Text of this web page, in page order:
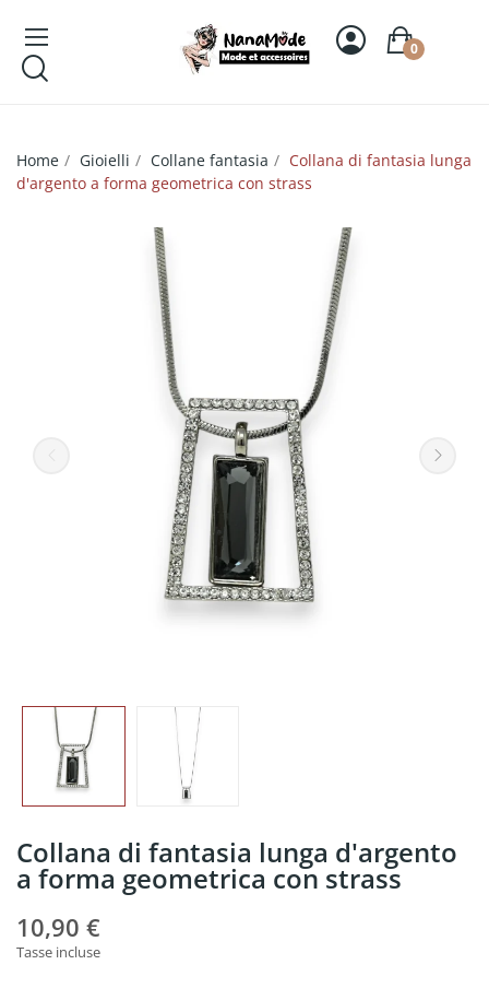
0
Home Gioielli Collane fantasia
Collana di fantasia lunga
d'argento a forma geometrica con strass
Collana di fantasia lunga d'argento
a forma geometrica con strass
10,90 €
Tasse incluse